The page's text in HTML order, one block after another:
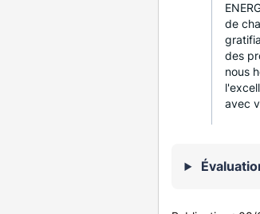
de
des
nous
avec